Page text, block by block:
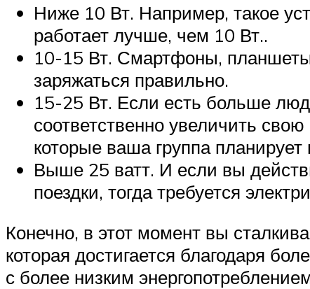
Ниже 10 Вт. Например, такое
работает лучше, чем 10 Вт..
10-15 Вт. Смартфоны,
заряжаться правильно.
15-25 Вт. Если есть больше
соответственно увеличить
которые ваша группа планирует
Выше 25 ватт. И если вы
поездки, тогда требуется
Конечно, в этот момент вы
которая достигается благодаря
с более низким